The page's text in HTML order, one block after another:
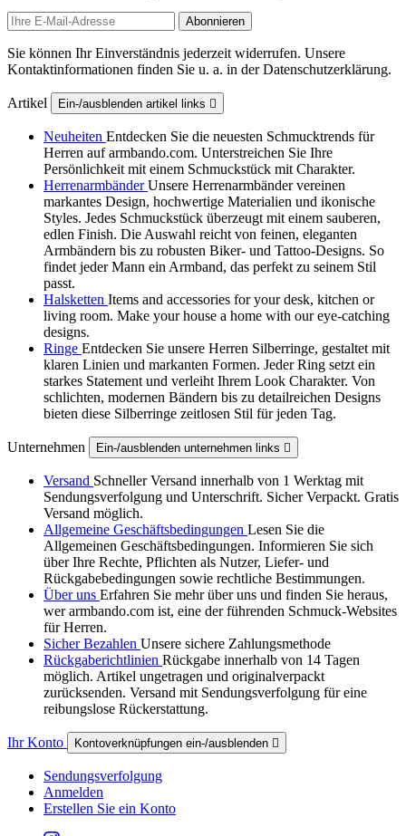
Sie können Ihr Einverständnis jederzeit widerrufen. Unsere
Kontaktinformationen finden Sie u. a. in der Datenschutzerklärung.
Artikel Ein-/ausblenden artikel links 
Neuheiten Entdecken Sie die neuesten Schmucktrends für
Herren auf armbando.com. Unterstreichen Sie Ihre
Persönlichkeit mit einem Schmuckstück mit Charakter.
HerrenarmbänderUnsere Herrenarmbänder vereinen
markantes Design, hochwertige Materialien und ikonische
Styles. Jedes Schmuckstück überzeugt mit einem sauberen,
edlen Finish. Die Auswahl reicht von feinen, eleganten
Armbändern bis zu robusten Biker‑ und Tattoo‑Designs. So
findet jeder Mann ein Armband, das perfekt zu seinem Stil
passt.
Halsketten Items and accessories for your desk, kitchen or
living room. Make your house a home with our eye-catching
designs.
Ringe Entdecken Sie unsere Herren Silberringe, gestaltet mit
klaren Linien und markanten Formen. Jeder Ring setzt ein
starkes Statement und verleiht Ihrem Look Charakter. Von
schlichten, modernen Bändern bis zu detailreichen Designs
bieten diese Silberringe zeitlosen Stil für jeden Tag.
Unternehmen Ein-/ausblenden unternehmen links 
Versand Schneller Versand innerhalb von 1 Werktag mit
Sendungsverfolgung und Unterschrift. Sicher Verpackt. Gratis
Versand möglich.
Allgemeine Geschäftsbedingungen Lesen Sie die
Allgemeinen Geschäftsbedingungen. Informieren Sie sich
über Ihre Rechte, Pflichten als Nutzer, Liefer- und
Rückgabebedingungen sowie rechtliche Bestimmungen.
Über uns Erfahren Sie mehr über uns und finden Sie heraus,
wer armbando.com ist, eine der führenden Schmuck-Websites
für Herren.
Sicher Bezahlen Unsere sichere Zahlungsmethode
Rückgaberichtlinien Rückgabe innerhalb von 14 Tagen
möglich. Artikel ungetragen und originalverpackt
zurücksenden. Versand mit Sendungsverfolgung für eine
reibungslose Rückerstattung.
Ihr Konto Kontoverknüpfungen ein-/ausblenden 
Sendungsverfolgung
Anmelden
Erstellen Sie ein Konto